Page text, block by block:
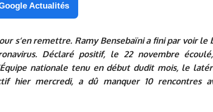
Actualités
s’en remettre. Ramy Bensebaïni a fini par voir le
Déclaré positif, le 22 novembre
nationale tenu en début dudit mois, le
hier mercredi, a dû manquer 10 rencontres